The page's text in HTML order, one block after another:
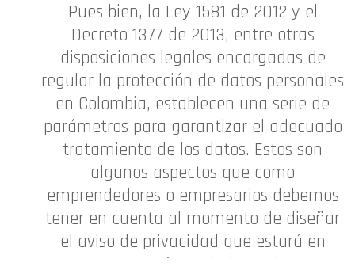
Pues bien, la Ley 1581 de 2012 y el
Decreto 1377 de 2013, entre otras
disposiciones legales encargadas de
regular la protección de datos personales
en Colombia, establecen una serie de
parámetros para garantizar el adecuado
tratamiento de los datos. Estos son
algunos aspectos que como
emprendedores o empresarios debemos
tener en cuenta al momento de diseñar
el aviso de privacidad que estará en
nuestros formularios web: